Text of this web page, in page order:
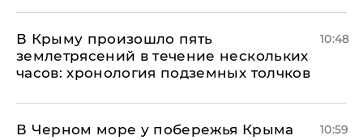
В Крыму произошло пять
землетрясений в течение нескольких
часов: хронология подземных толчков
10:48
В Черном море у побережья Крыма
10:59